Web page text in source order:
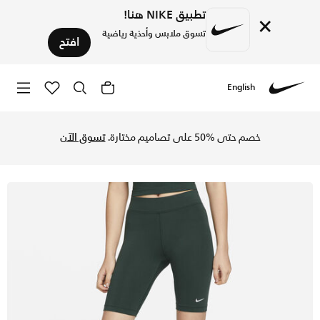
× تطبيق NIKE هنا!
تسوق ملابس وأحذية رياضية افتح
English
خصم حتى %50 على تصاميم مختارة. تسوق الآن